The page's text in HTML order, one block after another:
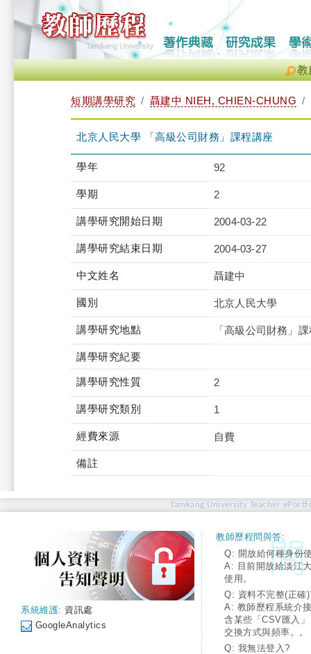
教
短期講學研究 聶建中 NIEH, CHIEN-CHUNG
北京人民大學 「高級公司財務」課程講座
學年 92
學期 2
講學研究開始日期 2004-03-22
講學研究結束日期 2004-03-27
中文姓名 聶建中
國別 北京人民大學
講學研究地點 「高級公司財務」
講學研究紀要
講學研究性質 2
講學研究類別 1
經費來源 自費
備註
Tamkang University Teacher
系統維護: 資訊處
GoogleAnalytics
教師歷程問與答:
Q: 開放給何種身份
A: 目前開放給淡江
使用。
Q: 資料不完整(正確
A: 教師歷程系統介
含某些「CSV匯入
交換方式與頻率。。
Q: 我無法登入?